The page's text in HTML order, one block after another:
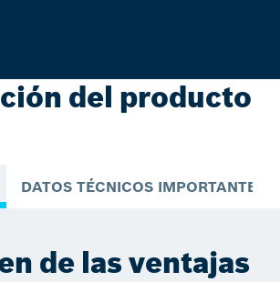
del producto
DATOS TÉCNICOS IMPORTANTES
de las ventajas